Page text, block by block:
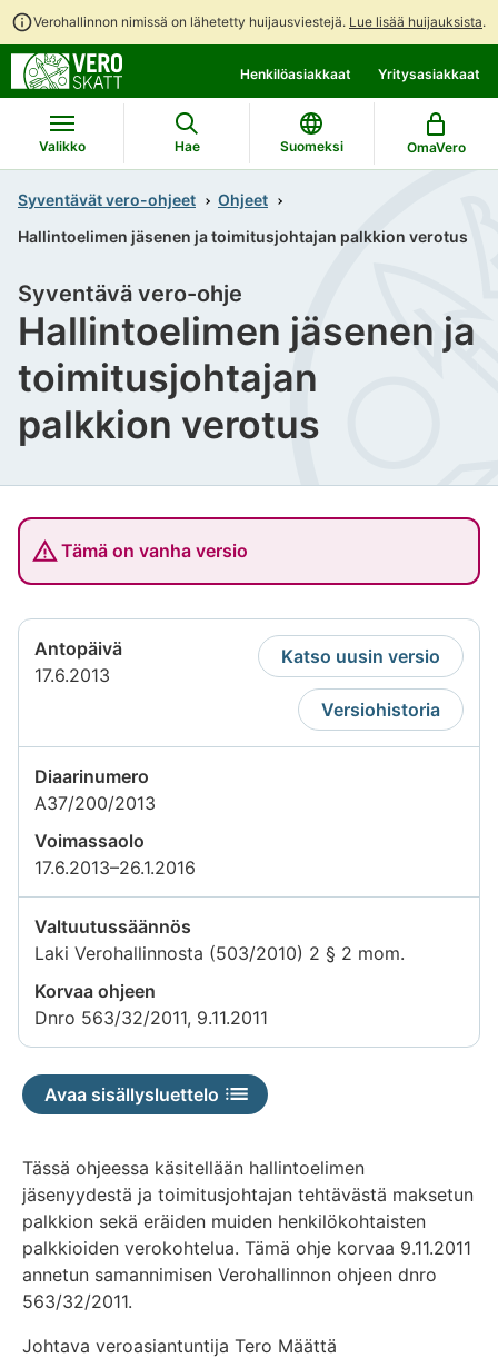
Verohallinnon nimissä on lähetetty huijausviestejä. Lue lisää huijauksista.
suoraan
sisältöön
koko
sivuston
hakuun
Henkilöasiakkaat Yritysasiakkaat
Valikko Hae Suomeksi OmaVero
Syventävät vero-ohjeet
Ohjeet
Hallintoelimen jäsenen ja toimitusjohtajan palkkion verotus
Hallintoelimen jäsenen ja
toimitusjohtajan
palkkion verotus
Syventävä vero-ohje
Tämä on vanha versio
Antopäivä
17.6.2013
Katso uusin versio
Versiohistoria
Diaarinumero
A37/200/2013
Voimassaolo
17.6.2013–26.1.2016
Valtuutussäännös
Laki Verohallinnosta (503/2010) 2 § 2 mom.
Korvaa ohjeen
Dnro 563/32/2011, 9.11.2011
Avaa sisällysluettelo
Tässä ohjeessa käsitellään hallintoelimen
jäsenyydestä ja toimitusjohtajan tehtävästä maksetun
palkkion sekä eräiden muiden henkilökohtaisten
palkkioiden verokohtelua. Tämä ohje korvaa 9.11.2011
annetun samannimisen Verohallinnon ohjeen dnro
563/32/2011.
Johtava veroasiantuntija Tero Määttä